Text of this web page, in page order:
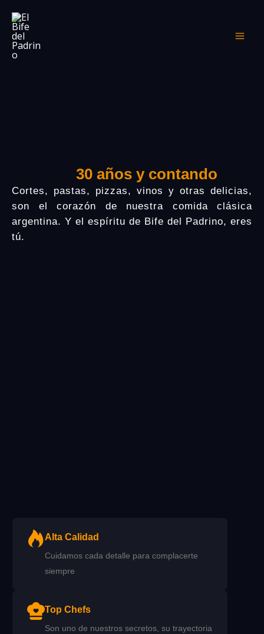
content
30 años y contando
Cortes, pastas, pizzas, vinos y otras delicias,
son el corazón de nuestra comida clásica
argentina. Y el espíritu de Bife del Padrino, eres
tú.
Alta Calidad
Cuidamos cada detalle para complacerte
siempre
Top Chefs
Son uno de nuestros secretos, su trayectoria